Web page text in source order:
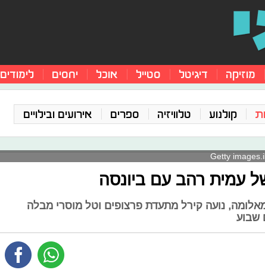
מוזיקה דיגיטל סטייל אוכל יחסים לימודים
קולנוע טלוויזיה ספרים אירועים ובילויים
עמית רהב עם ביונסה
מאלומה, נועה קירל מתעדת פרצופים וטל מוסרי מבלה
שבוע